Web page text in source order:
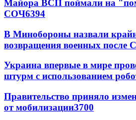
Майора ВСП поймали на
СОЧ6394
В Минобороны назвали
возвращения военных после
Украина впервые в мире
штурм с использованием
Правительство приняло
от мобилизации3700